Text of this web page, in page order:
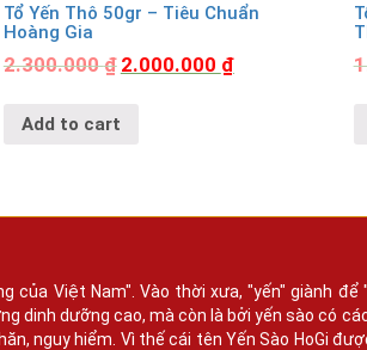
Tổ Yến Thô 50gr – Tiêu Chuẩn
Hoàng Gia
2.300.000₫ 2.000.000 ₫
Add to cart
của Việt Nam". Vào thời xưa, "yến" giành
dinh dưỡng cao, mà còn là bởi yến sào có
nguy hiểm. Vì thế cái tên Yến Sào HoGi